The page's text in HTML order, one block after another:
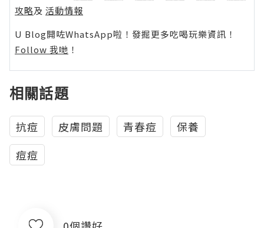
攻略及 活動情報
U Blog開咗WhatsApp啦！發掘更多吃喝玩樂資訊！
Follow 我哋 ！
相關話題
抗痘 皮膚問題 青春痘
保養
痘痘